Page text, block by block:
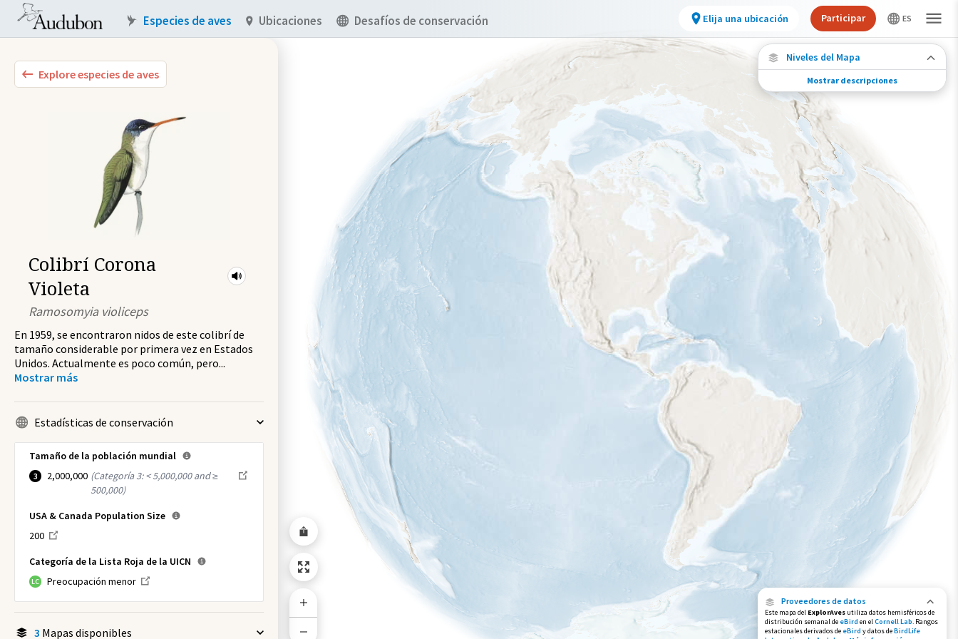
Explore especies de aves
Colibrí Corona
Violeta
Ramosomyia violiceps
En 1959, se encontraron nidos de este colibrí de
tamaño considerable por primera vez en Estados
Unidos. Actualmente es poco común, pero...
Mostrar más
Estadísticas de conservación
Tamaño de la población mundial
3 2,000,000 (Categoría 3: < 5,000,000 and ≥
500,000)
USA & Canada Population Size
200
Categoría de la Lista Roja de la UICN
LC Preocupación menor
3 Mapas disponibles
Proveedores de datos
Este mapa del ExplorAves utiliza datos hemisféricos de
distribución semanal de eBird en elCornell Lab. Rangos
estacionales derivados de eBird y datos deBirdLife
Niveles del Mapa
Migración de especies
Vea dónde viaja esta especie durante todo el
Abundancia de esta especie
Muy bajo Bajo Moderada Alto
Gama de especies por estación
Gama de verano
Rango de invierno
Rango a lo largo del año
Mostrar descripciones
Especies de aves Ubicaciones Desafíos de conservación Elija una ubicación Participar